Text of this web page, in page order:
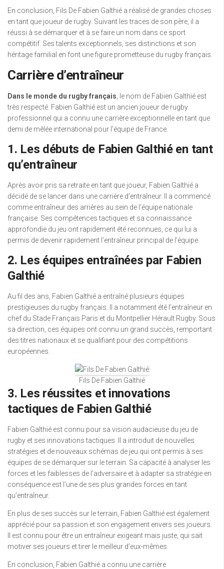
En conclusion, Fils De Fabien Galthié a réalisé de grandes choses
en tant que joueur de rugby. Suivant les traces de son père, il a
réussi à se démarquer et à se faire un nom dans ce sport
compétitif. Ses talents exceptionnels, ses distinctions et son
héritage familial en font une figure prometteuse du rugby français.
Carrière d’entraîneur
Dans le monde du rugby français , le nom de Fabien Galthié est
très respecté. Fabien Galthié est un ancien joueur de rugby
professionnel qui a connu une carrière exceptionnelle en tant que
demi de mêlée international pour l’équipe de France.
1. Les débuts de Fabien Galthié en tant
qu’entraîneur
Après avoir pris sa retraite en tant que joueur, Fabien Galthié a
décidé de se lancer dans une carrière d’entraîneur. Il a commencé
comme entraîneur des arrières au sein de l’équipe nationale
française. Ses compétences tactiques et sa connaissance
approfondie du jeu ont rapidement été reconnues, ce qui lui a
permis de devenir rapidement l’entraîneur principal de l’équipe.
2. Les équipes entraînées par Fabien
Galthié
Au fil des ans, Fabien Galthié a entraîné plusieurs équipes
prestigieuses du rugby français. Il a notamment été l’entraîneur en
chef du Stade Français Paris et du Montpellier Hérault Rugby. Sous
sa direction, ces équipes ont connu un grand succès, remportant
des titres nationaux et se qualifiant pour des compétitions
européennes.
Fils De Fabien Galthié
3. Les réussites et innovations
tactiques de Fabien Galthié
Fabien Galthié est connu pour sa vision audacieuse du jeu de
rugby et ses innovations tactiques. Il a introduit de nouvelles
stratégies et de nouveaux schémas de jeu qui ont permis à ses
équipes de se démarquer sur le terrain. Sa capacité à analyser les
forces et les faiblesses de l’adversaire et à adapter sa stratégie en
conséquence est l’une de ses plus grandes forces en tant
qu’entraîneur.
En plus de ses succès sur le terrain, Fabien Galthié est également
apprécié pour sa passion et son engagement envers ses joueurs.
Il est connu pour être un entraîneur exigeant mais juste, qui sait
motiver ses joueurs et tirer le meilleur d’eux-mêmes.
En conclusion, Fabien Galthié a connu une carrière